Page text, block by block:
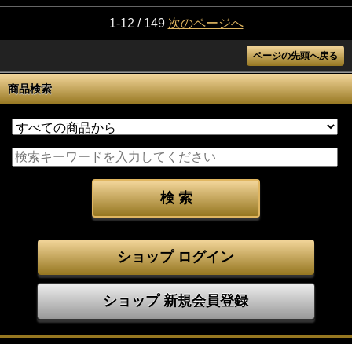
1-12 / 149 次のページへ
ページの先頭へ戻る
商品検索
ショップ ログイン
ショップ 新規会員登録